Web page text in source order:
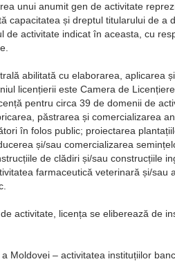
unui anumit gen de activitate
capacitatea și dreptul titularului de a
de activitate indicat în aceasta, cu
abilitată cu elaborarea, aplicarea
licențierii este Camera de
pentru circa 39 de domenii de
păstrarea și comercializarea
în folos public; proiectarea
și/sau comercializarea
de clădiri și/sau construcțiile
farmaceutică veterinară și/sau
activitate, licența se eliberează de
Moldovei – activitatea instituțiilor